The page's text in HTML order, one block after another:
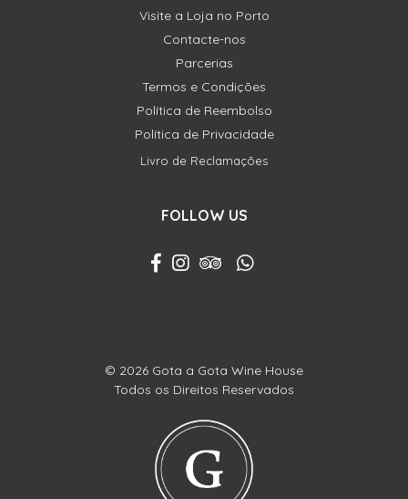
Visite a Loja no Porto
Contacte-nos
Parcerias
Termos e Condições
Política de Reembolso
Política de Privacidade
Livro de Reclamações
FOLLOW US
© 2026 Gota a Gota Wine House
Todos os Direitos Reservados